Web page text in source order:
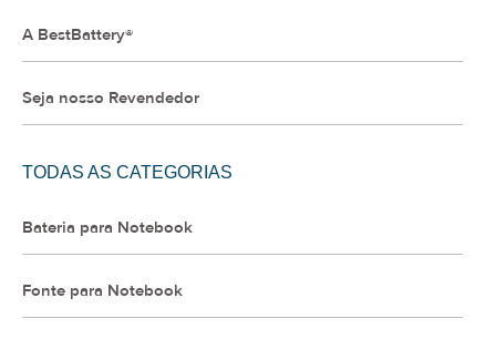
A BestBattery®
Seja nosso Revendedor
TODAS AS CATEGORIAS
Bateria para Notebook
Fonte para Notebook